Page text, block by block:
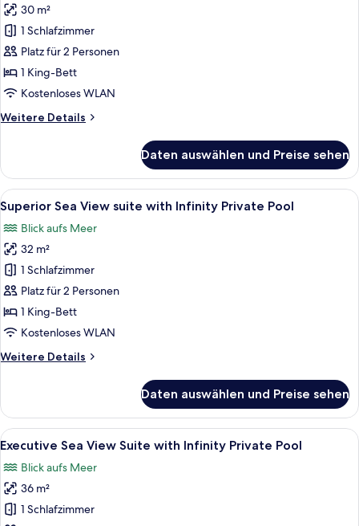
(4
Adults)
Sunset
Deluxe
Sea
View
Suite
30 m²
1 Schlafzimmer
Platz für 2 Personen
1 King-Bett
Kostenloses WLAN
Weitere Details
Weitere
Deluxe
Sea
View
Suite
Daten auswählen und Preise sehen
Alle
Fotos
für
Superior
Sea
View
suite
with
Private
Ein Poolbereich mit Liegestühlen
9
Superior Sea View suite with Infinity Private Pool
Blick aufs Meer
32 m²
1 Schlafzimmer
Platz für 2 Personen
1 King-Bett
Kostenloses WLAN
Weitere Details
Weitere
Sea
View
suite
Infinity
Private
Pool
Daten auswählen und Preise sehen
Alle
Fotos
für
Executive
Sea
Eine Frau entspannt in einem klaren
12
Executive Sea View Suite with Infinity Private Pool
Blick aufs Meer
36 m²
1 Schlafzimmer